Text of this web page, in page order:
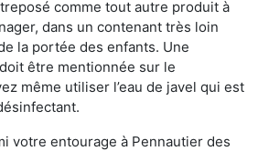
comme tout autre produit à
dans un contenant très loin
la portée des enfants. Une
être mentionnée sur le
même utiliser l’eau de javel qui est
votre entourage à Pennautier des